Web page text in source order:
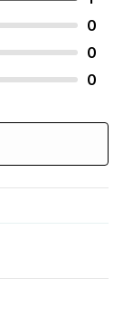
0
0
0